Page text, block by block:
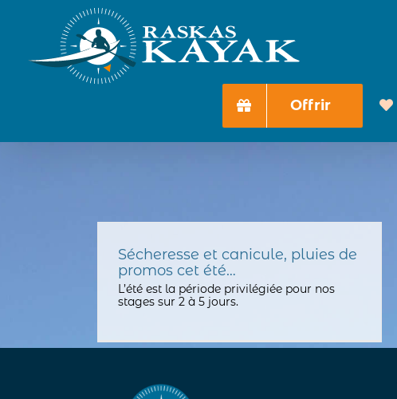
Offrir
Sécheresse et canicule, pluies de
promos cet été…
L’été est la période privilégiée pour nos
stages sur 2 à 5 jours.